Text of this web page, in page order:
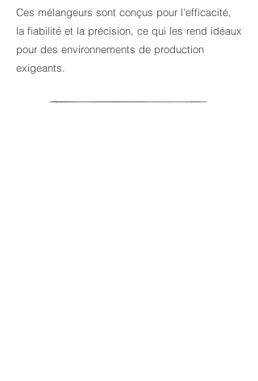
Ces mélangeurs sont conçus pour l’efficacité,
la fiabilité et la précision, ce qui les rend idéaux
pour des environnements de production
exigeants.